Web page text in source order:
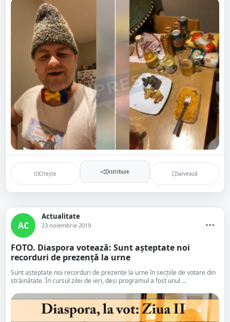
Citește Distribuie Salvează
AC
Actualitate
23 noiembrie 2019
FOTO. Diaspora votează: Sunt așteptate noi
recorduri de prezență la urne
Sunt așteptate noi recorduri de prezențe la urne în secțiile de votare din
străinătate. În cursul zilei de ieri, deși programul a fost unul ...